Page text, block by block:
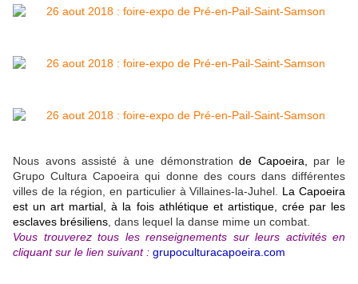
Nous avons assisté à une démonstration de Capoeira,
par le
Grupo Cultura Capoeira qui donne des cours dans différentes
villes de la région, en particulier à Villaines-la-Juhel. La Capoeira
est un art martial, à la fois athlétique et artistique, crée par les
esclaves brésiliens , dans lequel la danse mime un combat.
Vous trouverez tous les renseignements sur leurs activités en
cliquant sur le lien suivant : grupoculturacapoeira.com